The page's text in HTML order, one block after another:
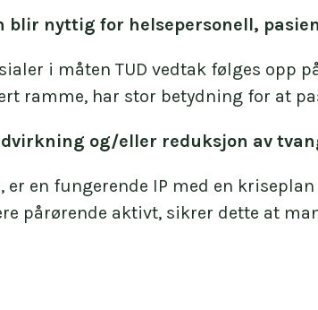
nyttig for helsepersonell,
i måten TUD vedtak følges opp
ramme, har stor betydning for at
og/eller reduksjon av
en fungerende IP med en
pårørende aktivt, sikrer dette at